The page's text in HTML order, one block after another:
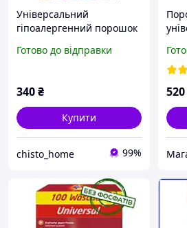
Універсальний
гіпоалергенний порошок
Sensitive, 1.65 кг
Готово до відправки
340₴
Купити
chisto_home 99%
520